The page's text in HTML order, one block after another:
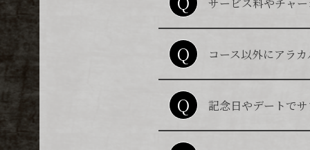
学生さんで雰囲気
A 追加のサービス料
Q コース以外にアラ
A
ご予約はコースの
コース予約の方の
西心斎橋店限定で
Q 記念日やデートで
A